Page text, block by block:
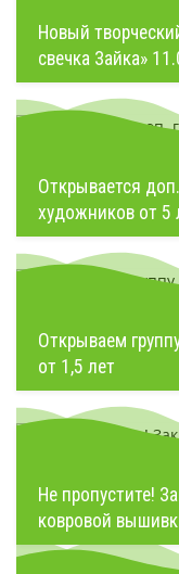
Новый
свечка Зайка»
Открывается
художников от 5
Открываем
от 1,5 лет
Не пропустите!
ковровой